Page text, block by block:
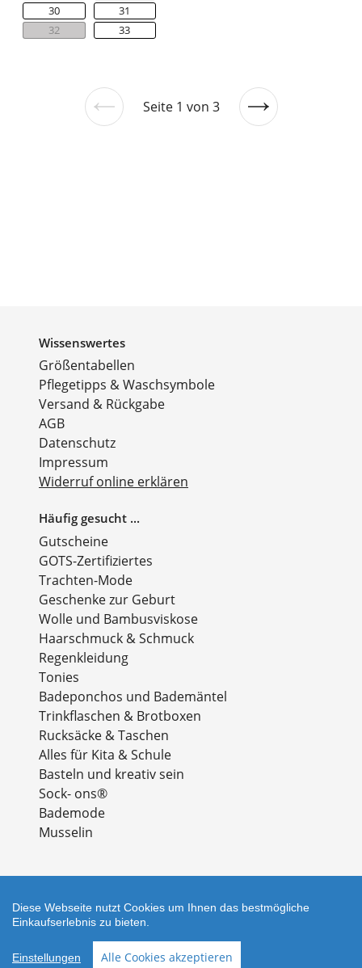
30
31
32
33
VorherigeSeite 1 von 3
Nächste
Wissenswertes
Größentabellen
Pflegetipps & Waschsymbole
Versand & Rückgabe
AGB
Datenschutz
Impressum
Widerruf online erklären
Häufig gesucht ...
Gutscheine
GOTS-Zertifiziertes
Trachten-Mode
Geschenke zur Geburt
Wolle und Bambusviskose
Haarschmuck & Schmuck
Regenkleidung
Tonies
Badeponchos und Bademäntel
Trinkflaschen & Brotboxen
Rucksäcke & Taschen
Alles für Kita & Schule
Basteln und kreativ sein
Sock- ons®
Bademode
Musselin
Zahlungsarten
Diese Webseite nutzt Cookies um Ihnen das bestmögliche
Einkaufserlebnis zu bieten.
Einstellungen Alle Cookies akzeptieren